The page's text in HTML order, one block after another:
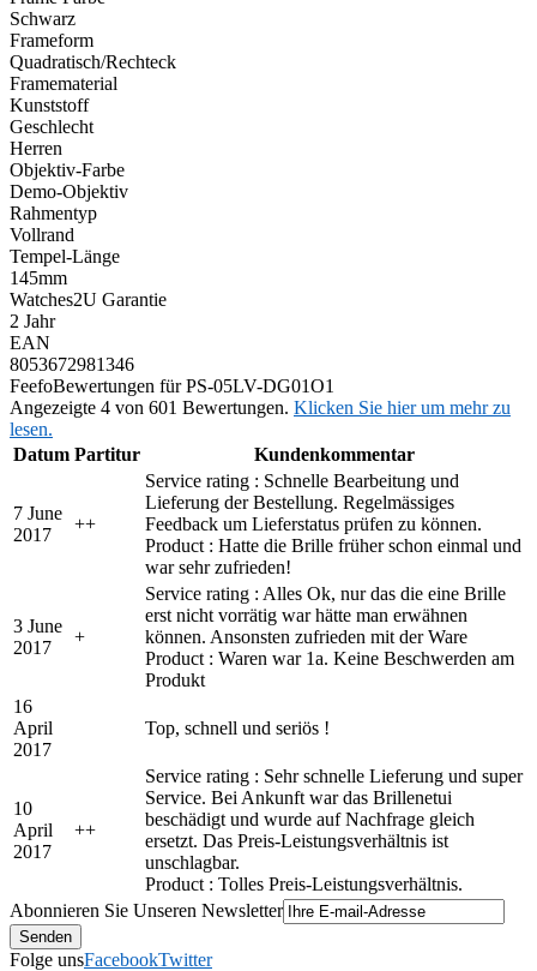
Schwarz
Frameform
Quadratisch/Rechteck
Framematerial
Kunststoff
Geschlecht
Herren
Objektiv-Farbe
Demo-Objektiv
Rahmentyp
Vollrand
Tempel-Länge
145mm
Watches2U Garantie
2 Jahr
EAN
8053672981346
FeefoBewertungen für PS-05LV-DG01O1
Angezeigte 4 von 601 Bewertungen. Klicken Sie hier um mehr zu
lesen.
Datum Partitur Kundenkommentar
7 June
2017
++
Service rating : Schnelle Bearbeitung und
Lieferung der Bestellung. Regelmässiges
Feedback um Lieferstatus prüfen zu können.
Product : Hatte die Brille früher schon einmal und
war sehr zufrieden!
3 June
2017
+
Service rating : Alles Ok, nur das die eine Brille
erst nicht vorrätig war hätte man erwähnen
können. Ansonsten zufrieden mit der Ware
Product : Waren war 1a. Keine Beschwerden am
Produkt
16
April
2017
Top, schnell und seriös !
10
April
2017
++
Service rating : Sehr schnelle Lieferung und super
Service. Bei Ankunft war das Brillenetui
beschädigt und wurde auf Nachfrage gleich
ersetzt. Das Preis-Leistungsverhältnis ist
unschlagbar.
Product : Tolles Preis-Leistungsverhältnis.
Abonnieren Sie Unseren Newsletter
Folge unsFacebookTwitter